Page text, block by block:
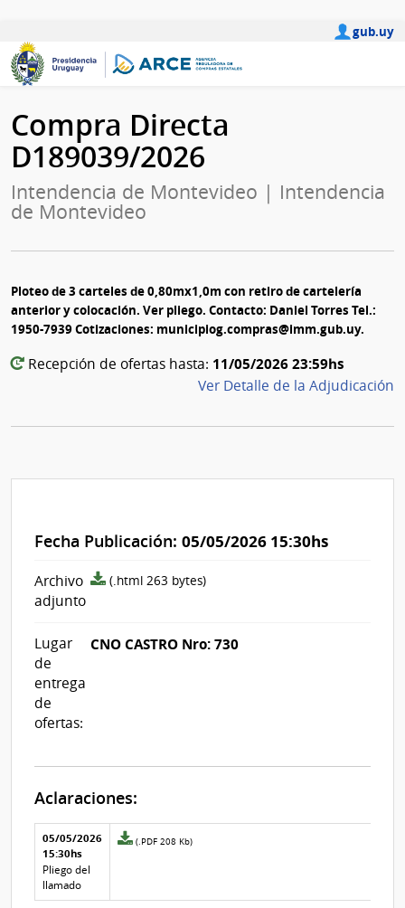
gub.uy
Compra Directa
D189039/2026
Intendencia de Montevideo | Intendencia
de Montevideo
Ploteo de 3 carteles de 0,80mx1,0m con retiro de cartelería
anterior y colocación. Ver pliego. Contacto: Daniel Torres Tel.:
1950-7939 Cotizaciones: municipiog.compras@imm.gub.uy.
Recepción de ofertas hasta: 11/05/2026 23:59hs
Ver Detalle de la Adjudicación
Fecha Publicación: 05/05/2026 15:30hs
Archivo
adjunto
archivo
(.html 263 bytes)
Lugar
de
entrega
de
ofertas:
CNO CASTRO Nro: 730
Aclaraciones:
Aclaraciones del llamado
Fecha y
texto de
la
aclaración
05/05/2026
15:30hs
Pliego del
llamado
Archivo
aclaración
(.PDF 208 Kb)